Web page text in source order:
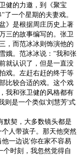
健的力邀，到《聚宝
了一个星期的夫妻戏。
是根据周庄历史上著
三的故事编写的。张卫
，而范冰冰则饰演他的
娥。范冰冰说："我和张
就认识了，但是一直没
戏。左赶右赶的终于等
比较合适的戏。这个戏
我和张卫健的风格都有
则是一个类似'刘慧芳'式
契，大多数镜头都是
人带孩子。那天他突然
一边说'你在家不容易
时刻，我忽然觉得自